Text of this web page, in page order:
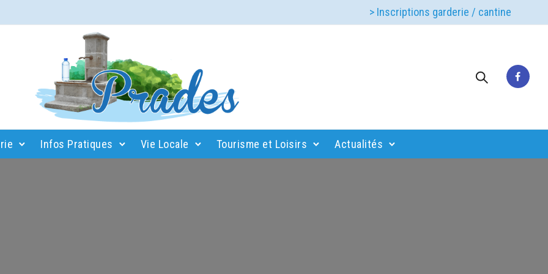
> Inscriptions garderie / cantine
Infos Pratiques Vie Locale Tourisme et Loisirs Actualités